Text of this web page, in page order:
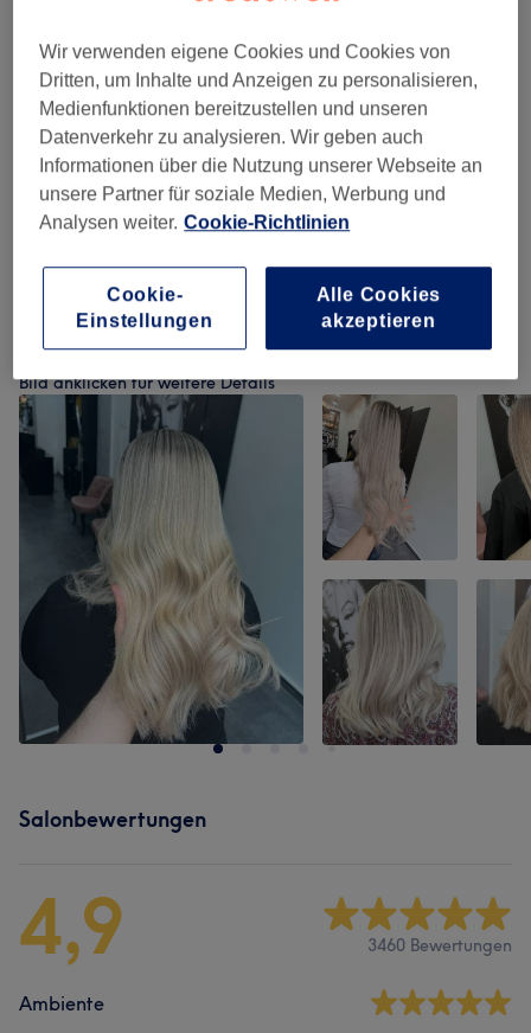
Damen - Coloration, Schnitt & Selber
Föhnen (1)
219 €
Augenbrauen & Wimpern (3) ab 10 €
Herren - Haarschnitte & Rasuren (4)
Haarkuren & Pflege (1)
Unsere Arbeit
Bild anklicken für weitere Details
Salonbewertungen
4,9 3460 Bewertungen
Ambiente
Wir verwenden eigene Cookies und Cookies von
Dritten, um Inhalte und Anzeigen zu personalisieren,
Medienfunktionen bereitzustellen und unseren
Datenverkehr zu analysieren. Wir geben auch
Informationen über die Nutzung unserer Webseite an
unsere Partner für soziale Medien, Werbung und
Analysen weiter. Cookie-Richtlinien
Cookie-
Einstellungen
Alle Cookies
akzeptieren